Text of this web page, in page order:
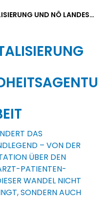
HAUS DER DIGITALISIERUNG UND NÖ LANDESGESUNDHEITSAGENTUR VERTIEFEN ZUSAMMENARBEIT
DAS
– VON DER
ÜBER DEN
PATIENTEN-
WANDEL NICHT
SONDERN AUCH